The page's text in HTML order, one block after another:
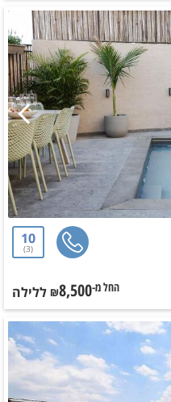
10
3
החל מ-₪8,500 ללילה